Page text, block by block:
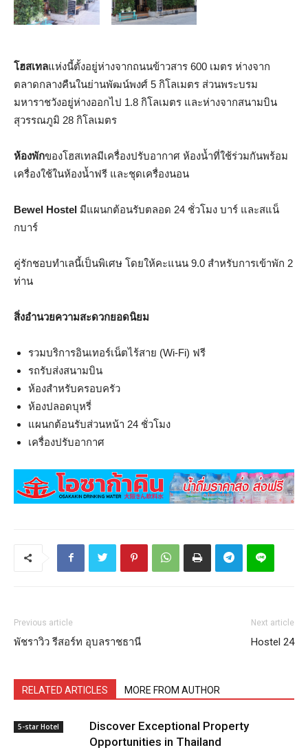
โฮสเทลแห่งนี้ตั้งอยู่ห่างจากถนนข้าวสาร 600 เมตร ห่างจาก
ตลาดกลางคืนในย่านพัฒน์พงศ์ 5 กิโลเมตร ส่วนพระบรม
มหาราชวังอยู่ห่างออกไป 1.8 กิโลเมตร และห่างจากสนามบิน
สุวรรณภูมิ 28 กิโลเมตร
ห้องพักของโฮสเทลมีเครื่องปรับอากาศ ห้องน้ำที่ใช้ร่วมกันพร้อม
เครื่องใช้ในห้องน้ำฟรี และชุดเครื่องนอน
Bewel Hostel มีแผนกต้อนรับตลอด 24 ชั่วโมง บาร์ และสแน็
กบาร์
คู่รักชอบทำเลนี้เป็นพิเศษ โดยให้คะแนน 9.0 สำหรับการเข้าพัก 2
ท่าน
สิ่งอำนวยความสะดวกยอดนิยม
รวมบริการอินเทอร์เน็ตไร้สาย (Wi-Fi) ฟรี
รถรับส่งสนามบิน
ห้องสำหรับครอบครัว
ห้องปลอดบุหรี่
แผนกต้อนรับส่วนหน้า 24 ชั่วโมง
เครื่องปรับอากาศ
Previous article
พัชราวิว รีสอร์ท อุบลราชธานี
Next article
Hostel 24
RELATED ARTICLES MORE FROM AUTHOR
5-star Hotel
Discover Exceptional Property
Opportunities in Thailand